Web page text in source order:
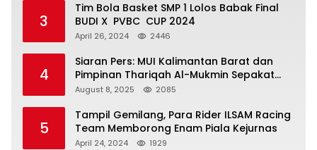
3
Tim Bola Basket SMP 1 Lolos Babak Final
BUDI X PVBC CUP 2024
April 26, 2024 2446
4
Siaran Pers: MUI Kalimantan Barat dan
Pimpinan Thariqah Al-Mukmin Sepakat
Jaga Umat
August 8, 2025 2085
5
Tampil Gemilang, Para Rider ILSAM Racing
Team Memborong Enam Piala Kejurnas
April 24, 2024 1929